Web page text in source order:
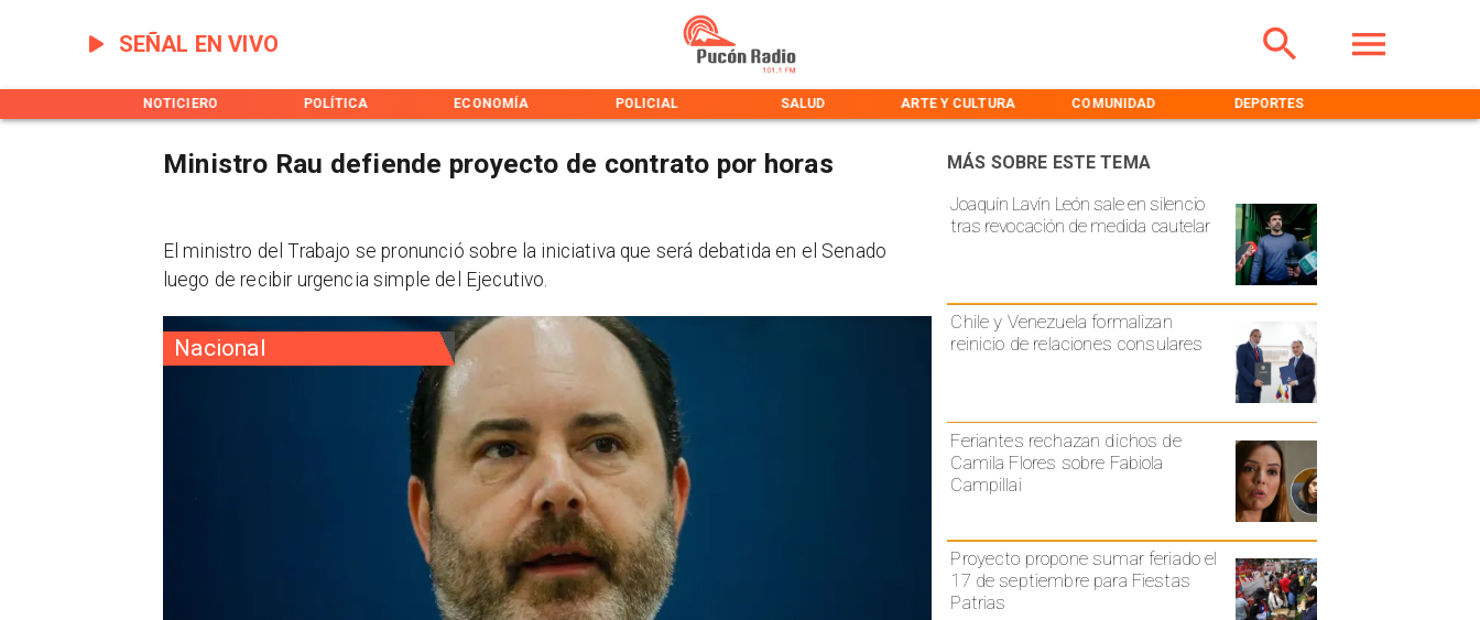
SEÑAL EN VIVO
NOTICIERO POLÍTICA ECONOMÍA POLICIAL SALUD ARTE Y CULTURA COMUNIDAD DEPORTES
Nacional
Joaquín Lavín León sale en silencio
tras revocación de medida cautelar
Chile y Venezuela formalizan
reinicio de relaciones consulares
Feriantes rechazan dichos de
Camila Flores sobre Fabiola
Campillai
Proyecto propone sumar feriado el
17 de septiembre para Fiestas
Patrias
MÁS SOBRE ESTE TEMA
Ministro Rau defiende proyecto de contrato por horas
El ministro del Trabajo se pronunció sobre la iniciativa que será debatida en el Senado
luego de recibir urgencia simple del Ejecutivo.